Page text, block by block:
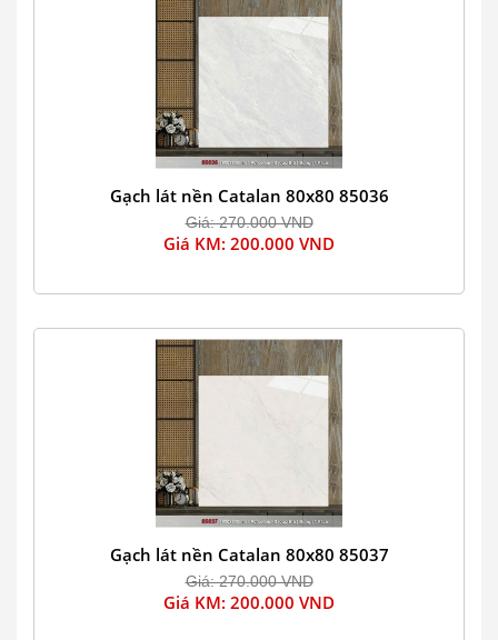
Gạch lát nền Catalan 80x80 85036
Giá: 270.000 VND
Giá KM: 200.000 VND
Gạch lát nền Catalan 80x80 85037
Giá: 270.000 VND
Giá KM: 200.000 VND